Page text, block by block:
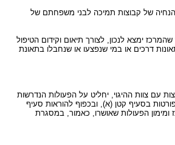
והנחיה של קבוצות תמיכה לבני משפחתם של
ימצא לנכון, לצורך תיאום וקידום הטיפול
דרכים או במי שנפצעו או שנחבלו בתאונת
עם צוות ההיגוי, יחליט על הפעולות הנדרשות
בסעיף קטן (א), ובכפוף להוראות סעיף
ומימון הפעולות שאושרו, כאמור, במסגרת